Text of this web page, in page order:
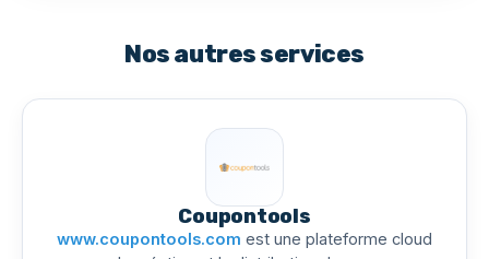
Nos autres services
Coupontools
www.coupontools.com est une plateforme cloud